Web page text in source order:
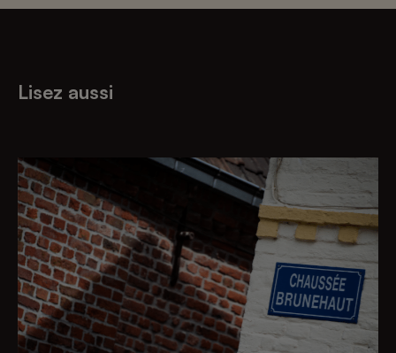
Lisez aussi